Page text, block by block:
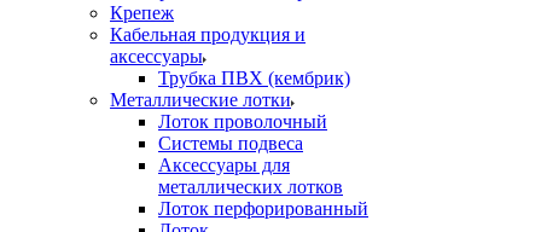
Крепеж
Кабельная продукция и
аксессуары
Трубка ПВХ (кембрик)
Металлические лотки
Лоток проволочный
Системы подвеса
Аксессуары для
металлических лотков
Лоток перфорированный